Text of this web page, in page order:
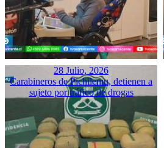
28 Julio, 2026
Carabineros de Pichilemu, detienen a
sujeto por tráfico de drogas